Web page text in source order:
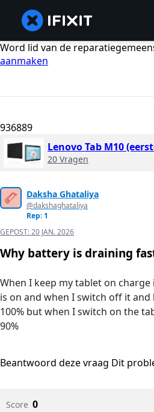
Word lid van de
aanmaken
936889
Lenovo Tab M10
20 Vragen
Daksha Ghataliya
@dakshaghataliya
Rep: 1
GEPOST:20 JAN. 2026
Why battery is draining
When I keep my tablet on
is on and when I switch off it
100% but when I switch on the
90%
Beantwoord deze vraag Dit
Score 0